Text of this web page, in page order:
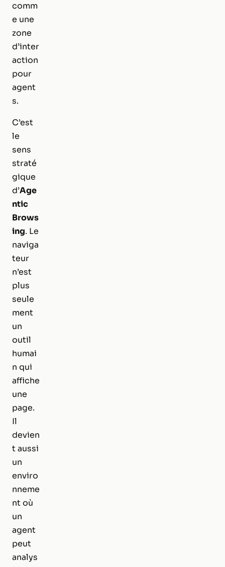
comm
e une
zone
d’inter
action
pour
agent
s.
C’est
le
sens
straté
gique
d’Age
ntic
Brows
ing. Le
naviga
teur
n’est
plus
seule
ment
un
outil
humai
n qui
affiche
une
page.
Il
devien
t aussi
un
enviro
nneme
nt où
un
agent
peut
analys